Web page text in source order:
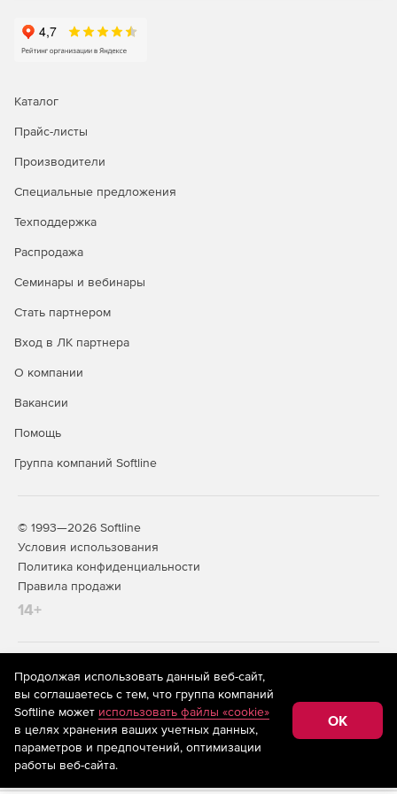
Делегирование службы поддержки на основе ролей
Надо выбрать любую комбинацию задач управления,
и назначить их сотрудникам службы поддержки, HR и
администраторами.
Резервное копирование и аварийное восстановление
восстановление объектов AD, почтовых ящиков
Online, папок OneDrive для бизнеса и т. д.
Восстановление на уровне элементов или атрибутов и
инкрементным резервным копиям.
Каталог
Прайс-листы
Производители
Специальные предложения
Техподдержка
Распродажа
Семинары и вебинары
Стать партнером
Вход в ЛК партнера
О компании
Вакансии
Помощь
Группа компаний Softline
© 1993—2026 Softline
Условия использования
Политика конфиденциальности
Правила продажи
14+
На информационном ресурсе store.softline.ru применяются
рекомендательные технологии
(информационные технологии
предоставления информации на основе сбора,
систематизации и анализа сведений, относящихся к
предпочтениям пользователей сети «Интернет»,
находящихся на территории Российской Федерации)
Продолжая использовать данный веб-сайт,
вы соглашаетесь с тем, что группа компаний
Softline может использовать файлы «cookie»
в целях хранения ваших учетных данных,
параметров и предпочтений, оптимизации
работы веб-сайта.
OK